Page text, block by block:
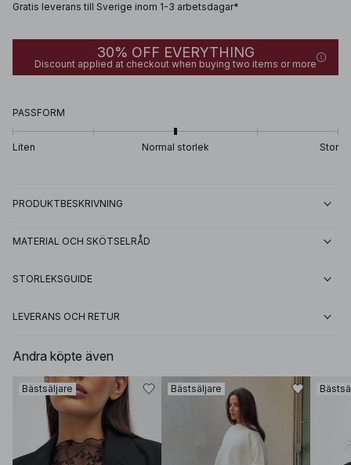
Gratis leverans till Sverige inom 1-3 arbetsdagar*
30% OFF EVERYTHING
Discount applied at checkout when buying two items or more
PASSFORM
Liten Normal storlek Stor
PRODUKTBESKRIVNING
MATERIAL OCH SKÖTSELRÅD
STORLEKSGUIDE
LEVERANS OCH RETUR
Andra köpte även
Bästsäljare Bästsäljare